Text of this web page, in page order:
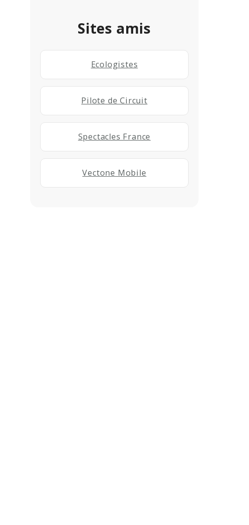
Sites amis
Ecologistes
Pilote de Circuit
Spectacles France
Vectone Mobile